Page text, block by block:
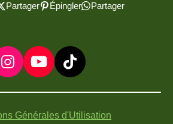
Partager Épingler Partager
I
n
s
t
Y
o
u
T
T
i
k
T
Générales d'Utilisation